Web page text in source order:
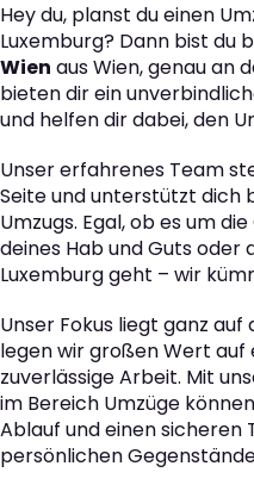
Hey du, planst du einen
Luxemburg? Dann bist du
Wien aus Wien, genau an
bieten dir ein
und helfen dir dabei, den
Unser erfahrenes Team
Seite und unterstützt dich
Umzugs. Egal, ob es um
deines Hab und Guts
Luxemburg geht – wir
Unser Fokus liegt ganz
legen wir großen Wert auf
zuverlässige Arbeit. Mit
im Bereich Umzüge
Ablauf und einen
persönlichen